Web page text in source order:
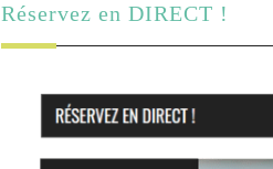
Réservez en DIRECT !